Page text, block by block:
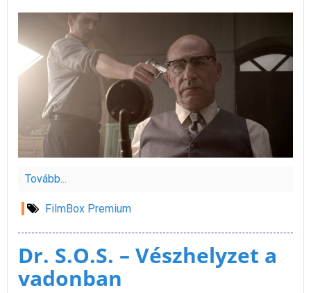
Tovább...
FilmBox Premium
Dr. S.O.S. – Vészhelyzet a
vadonban